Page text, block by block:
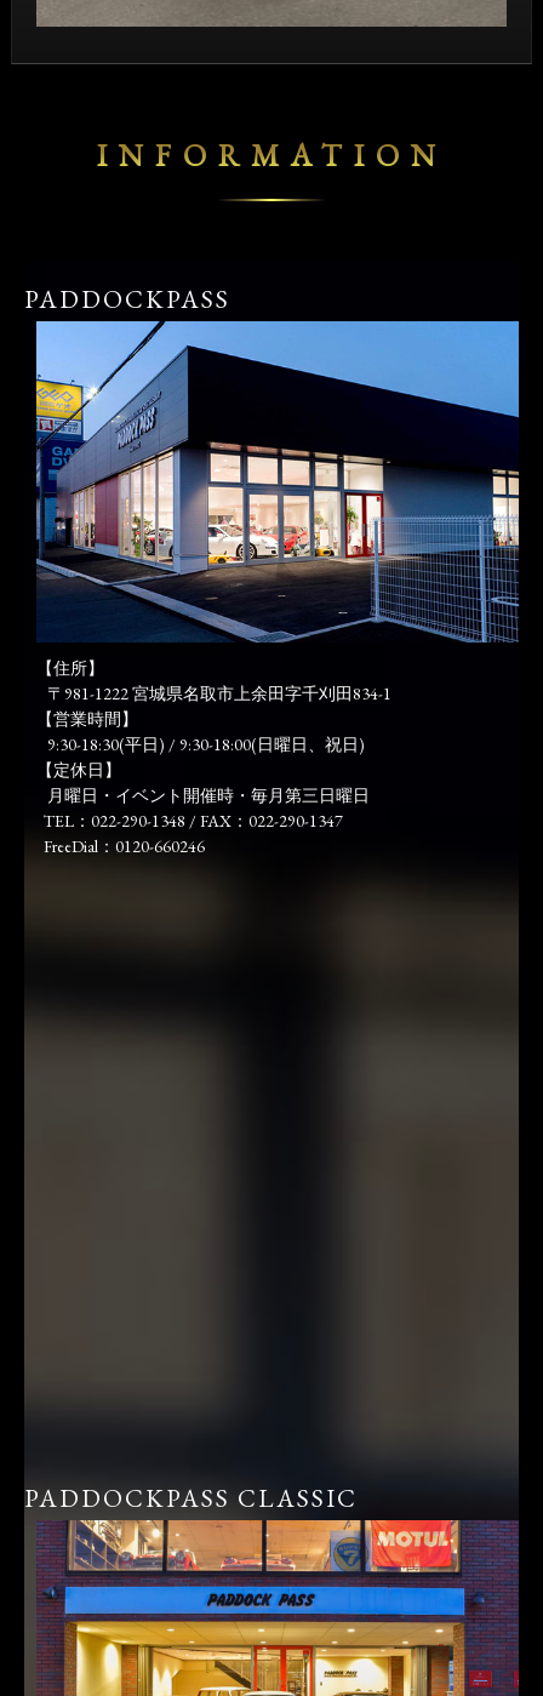
INFORMATION
PADDOCKPASS
【住所】
〒981-1222 宮城県名取市上余田字千刈田834-1
【営業時間】
9:30-18:30(平日) / 9:30-18:00(日曜日、祝日)
【定休日】
月曜日・イベント開催時・毎月第三日曜日
TEL：022-290-1348 / FAX：022-290-1347
FreeDial：0120-660246
PADDOCKPASS CLASSIC